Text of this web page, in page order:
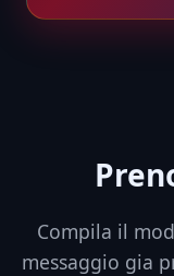
Compila il
messaggio gia